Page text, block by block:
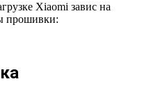
Xiaomi завис на
прошивки: